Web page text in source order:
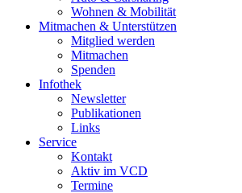
Wohnen & Mobilität
Mitmachen & Unterstützen
Mitglied werden
Mitmachen
Spenden
Infothek
Newsletter
Publikationen
Links
Service
Kontakt
Aktiv im VCD
Termine